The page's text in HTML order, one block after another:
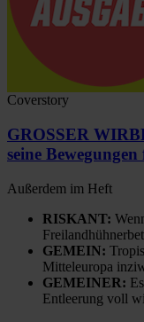
Coverstory
GROSSER
seine
Außerdem im Heft
RISKANT:
GEMEIN:
Mitteleuropa
GEMEINER:
Entleerung voll